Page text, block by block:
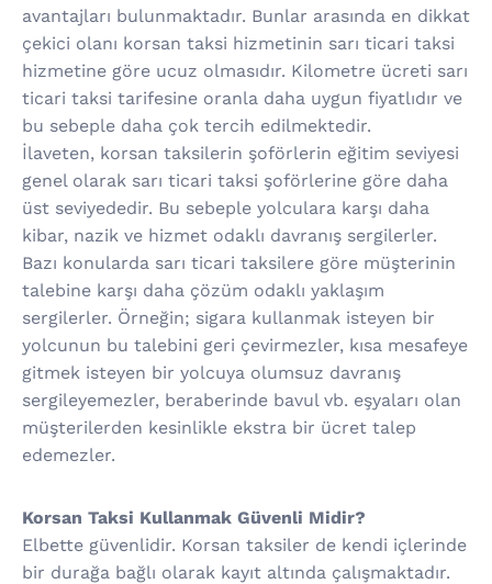
avantajları bulunmaktadır. Bunlar arasında en dikkat
çekici olanı korsan taksi hizmetinin sarı ticari taksi
hizmetine göre ucuz olmasıdır. Kilometre ücreti sarı
ticari taksi tarifesine oranla daha uygun fiyatlıdır ve
bu sebeple daha çok tercih edilmektedir.
İlaveten, korsan taksilerin şoförlerin eğitim seviyesi
genel olarak sarı ticari taksi şoförlerine göre daha
üst seviyededir. Bu sebeple yolculara karşı daha
kibar, nazik ve hizmet odaklı davranış sergilerler.
Bazı konularda sarı ticari taksilere göre müşterinin
talebine karşı daha çözüm odaklı yaklaşım
sergilerler. Örneğin; sigara kullanmak isteyen bir
yolcunun bu talebini geri çevirmezler, kısa mesafeye
gitmek isteyen bir yolcuya olumsuz davranış
sergileyemezler, beraberinde bavul vb. eşyaları olan
müşterilerden kesinlikle ekstra bir ücret talep
edemezler.
Korsan Taksi Kullanmak Güvenli Midir?
Elbette güvenlidir. Korsan taksiler de kendi içlerinde
bir durağa bağlı olarak kayıt altında çalışmaktadır.